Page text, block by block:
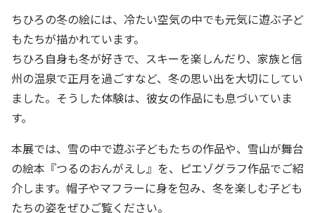
ちひろの冬の絵には、冷たい空気の中でも元気に遊ぶ子ど
もたちが描かれています。
ちひろ自身も冬が好きで、スキーを楽しんだり、家族と信
州の温泉で正月を過ごすなど、冬の思い出を大切にしてい
ました。そうした体験は、彼女の作品にも息づいていま
す。
本展では、雪の中で遊ぶ子どもたちの作品や、雪山が舞台
の絵本『つるのおんがえし』を、ピエゾグラフ作品でご紹
介します。帽子やマフラーに身を包み、冬を楽しむ子ども
たちの姿をぜひご覧ください。